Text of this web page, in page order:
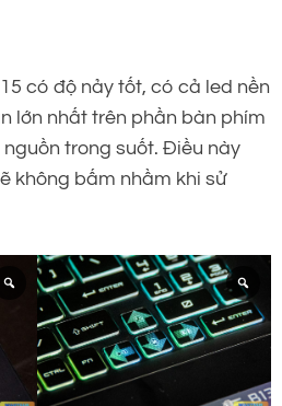
có độ nảy tốt, có cả led nền
lớn nhất trên phần bàn phím
trong suốt. Điều này
không bấm nhầm khi sử